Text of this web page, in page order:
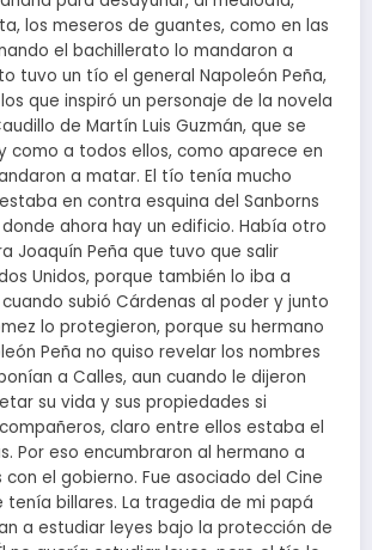
los meseros de guantes, como en las
el bachillerato lo mandaron a
tuvo un tío el general Napoleón Peña,
que inspiró un personaje de la novela
de Martín Luis Guzmán, que se
como a todos ellos, como aparece en
a matar. El tío tenía mucho
en contra esquina del Sanborns
ahora hay un edificio. Había otro
Joaquín Peña que tuvo que salir
Unidos, porque también lo iba a
subió Cárdenas al poder y junto
lo protegieron, porque su hermano
Peña no quiso revelar los nombres
a Calles, aun cuando le dijeron
su vida y sus propiedades si
claro entre ellos estaba el
Por eso encumbraron al hermano a
el gobierno. Fue asociado del Cine
tenía billares. La tragedia de mi papá
a estudiar leyes bajo la protección de